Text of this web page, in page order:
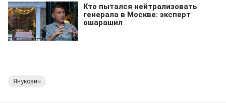
Янукович